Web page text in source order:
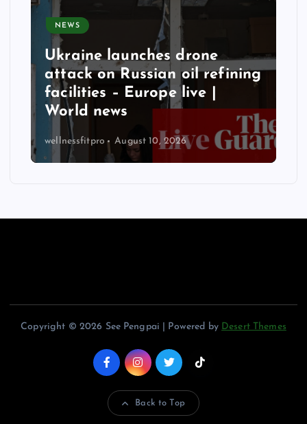
NEWS
Ukraine launches drone
attack on Russian oil refining
facilities – Europe live |
World news
wellnessfitpro August 10, 2026
Copyright © 2026 See Pengpai | Powered by Desert Themes
Back to Top